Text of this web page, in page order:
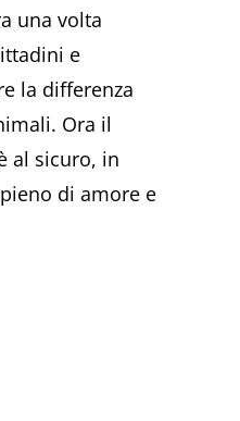
una volta
e
la differenza
Ora il
al sicuro, in
di amore e